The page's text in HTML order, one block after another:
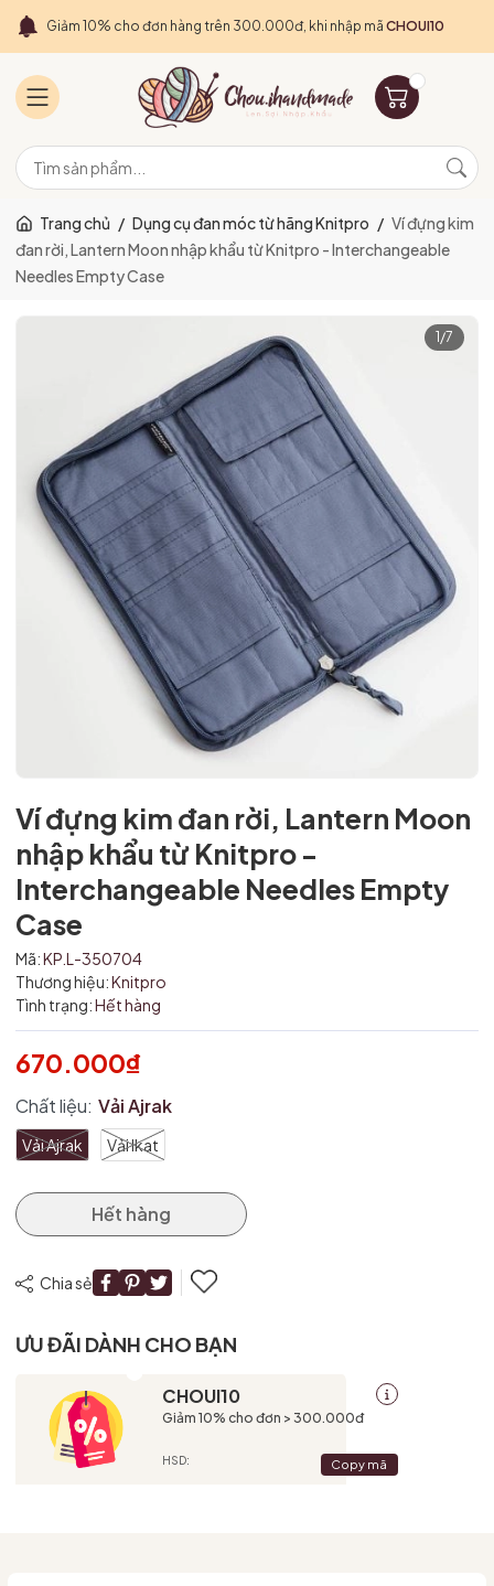
Giảm 10% cho đơn hàng trên 300.000đ, khi nhập mã CHOUI10
Trang chủ / Dụng cụ đan móc từ hãng Knitpro / Ví đựng kim
đan rời, Lantern Moon nhập khẩu từ Knitpro - Interchangeable
Needles Empty Case
1 /7
Ví đựng kim đan rời, Lantern Moon
nhập khẩu từ Knitpro -
Interchangeable Needles Empty
Case
Mã:KP.L-350704
Thương hiệu:Knitpro
Tình trạng:Hết hàng
670.000₫
Chất liệu: Vải Ajrak
Vải Ajrak Vải Ikat
Hết hàng
Chia sẻ
ƯU ĐÃI DÀNH CHO BẠN
CHOUI10
Giảm 10% cho đơn > 300.000đ
HSD: Copy mã
Ngày hết hạn:
Điều kiện: